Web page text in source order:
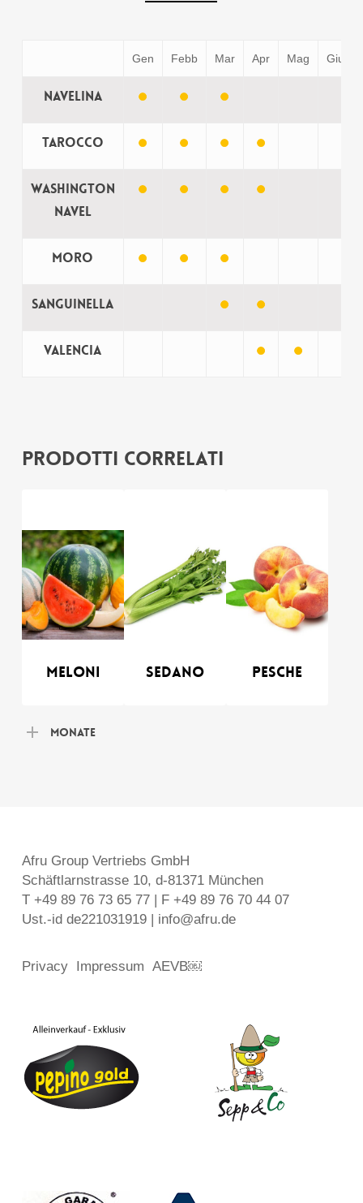
Gen Febb Mar Apr Mag Giu
Navelina
Tarocco
Washington
Navel
Moro
Sanguinella
Valencia
Prodotti correlati
Meloni Sedano Pesche
Monate
Afru Group Vertriebs GmbH
Schäftlarnstrasse 10, d-81371 München
T +49 89 76 73 65 77 | F +49 89 76 70 44 07
Ust.-id de221031919 | info@afru.de
Privacy Impressum AEVB￼